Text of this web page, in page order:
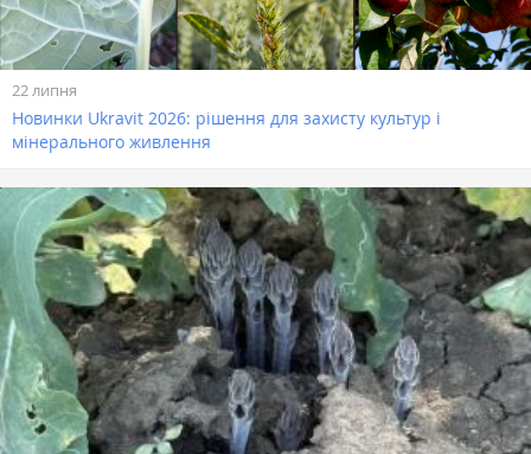
22 липня
Новинки Ukravit 2026: рішення для захисту культур і
мінерального живлення